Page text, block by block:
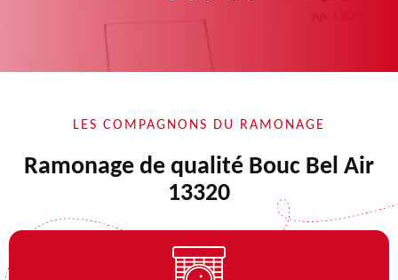
LES COMPAGNONS DU RAMONAGE
Ramonage de qualité Bouc Bel Air
13320